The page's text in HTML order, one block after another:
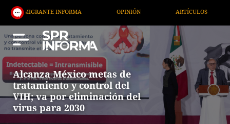
INFORMA OPINIÓN ARTÍCULOS ARTE /
Alcanza México metas de
tratamiento y control del
VIH; va por eliminación del
virus para 2030